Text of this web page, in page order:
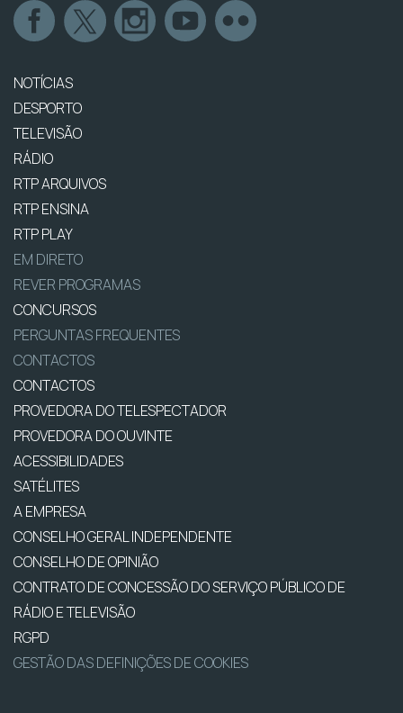
NOTÍCIAS
DESPORTO
TELEVISÃO
RÁDIO
RTP ARQUIVOS
RTP ENSINA
RTP PLAY
EM DIRETO
REVER PROGRAMAS
CONCURSOS
PERGUNTAS FREQUENTES
CONTACTOS
CONTACTOS
PROVEDORA DO TELESPECTADOR
PROVEDORA DO OUVINTE
ACESSIBILIDADES
SATÉLITES
A EMPRESA
CONSELHO GERAL INDEPENDENTE
CONSELHO DE OPINIÃO
CONTRATO DE CONCESSÃO DO SERVIÇO PÚBLICO DE
RÁDIO E TELEVISÃO
RGPD
GESTÃO DAS DEFINIÇÕES DE COOKIES